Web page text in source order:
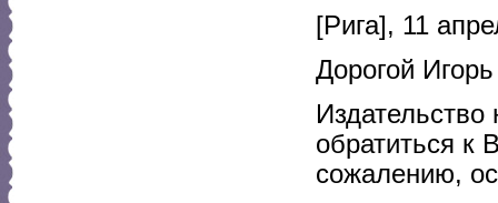
[Рига], 11
Дорогой
обратиться к
сожалению,